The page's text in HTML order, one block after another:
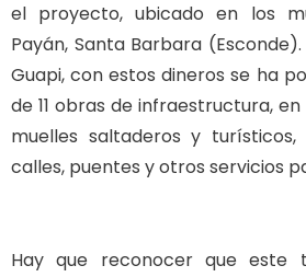
el proyecto, ubicado en los
Payán, Santa Barbara
Guapi, con estos dineros se ha
de 11 obras de infraestructura,
muelles saltaderos y
calles, puentes y otros servicios
Hay que reconocer que este